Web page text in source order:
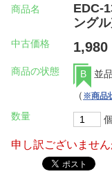
商品名
EDC-
ング
中古価格 1,980
商品の状態 B
並品
（ ※商品
数量
申し訳ございませ